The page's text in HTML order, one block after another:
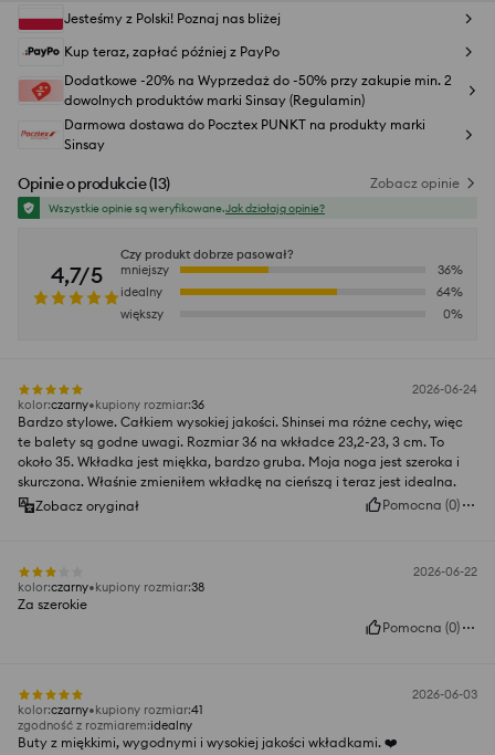
Jesteśmy z Polski! Poznaj nas bliżej
Kup teraz, zapłać później z PayPo
Dodatkowe -20% na Wyprzedaż do -50% przy zakupie min. 2
dowolnych produktów marki Sinsay (Regulamin)
Darmowa dostawa do Pocztex PUNKT na produkty marki
Sinsay
Opinie o produkcie(13) Zobacz opinie
Wszystkie opinie są weryfikowane.Jak działają opinie?
4,7/5
Czy produkt dobrze pasował?
mniejszy
36%
idealny
64%
większy
0%
2026-06-24
kolor:czarny kupiony rozmiar:36
Bardzo stylowe. Całkiem wysokiej jakości. Shinsei ma różne cechy, więc
te balety są godne uwagi. Rozmiar 36 na wkładce 23,2-23, 3 cm. To
około 35. Wkładka jest miękka, bardzo gruba. Moja noga jest szeroka i
skurczona. Właśnie zmieniłem wkładkę na cieńszą i teraz jest idealna.
Zobacz oryginał
Pomocna (0)
2026-06-22
kolor:czarny kupiony rozmiar:38
Za szerokie
Pomocna (0)
2026-06-03
kolor:czarny kupiony rozmiar:41
zgodność z rozmiarem:idealny
Buty z miękkimi, wygodnymi i wysokiej jakości wkładkami. ❤️